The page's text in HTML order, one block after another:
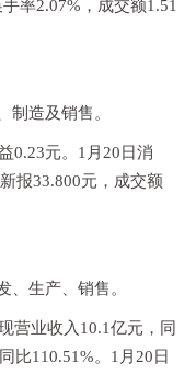
率2.07%，成交额1.51
制造及销售。
0.23元。1月20日消
报33.800元，成交额
、生产、销售。
营业收入10.1亿元，同
比110.51%。1月20日